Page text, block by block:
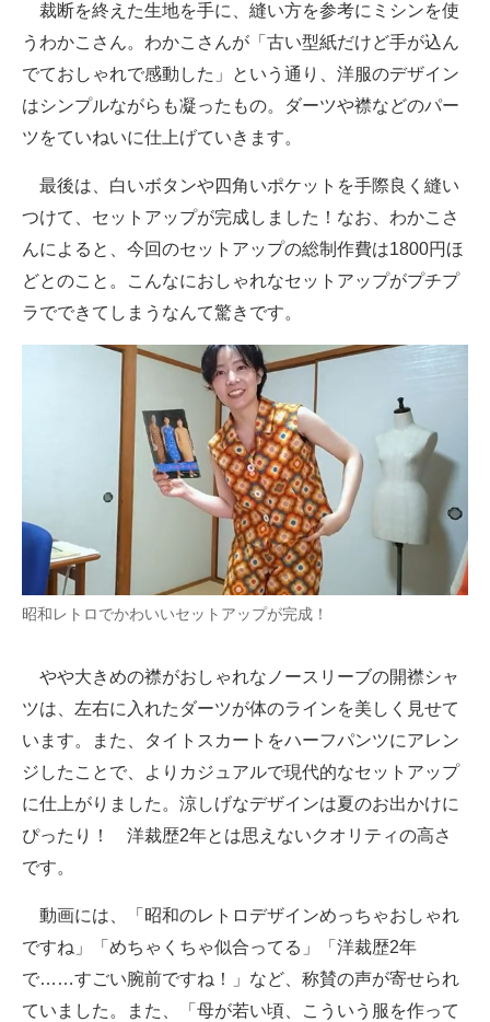
裁断を終えた生地を手に、縫い方を参考にミシンを使
うわかこさん。わかこさんが「古い型紙だけど手が込ん
でておしゃれで感動した」という通り、洋服のデザイン
はシンプルながらも凝ったもの。ダーツや襟などのパー
ツをていねいに仕上げていきます。
最後は、白いボタンや四角いポケットを手際良く縫い
つけて、セットアップが完成しました！なお、わかこさ
んによると、今回のセットアップの総制作費は1800円ほ
どとのこと。こんなにおしゃれなセットアップがプチプ
ラでできてしまうなんて驚きです。
昭和レトロでかわいいセットアップが完成！
やや大きめの襟がおしゃれなノースリーブの開襟シャ
ツは、左右に入れたダーツが体のラインを美しく見せて
います。また、タイトスカートをハーフパンツにアレン
ジしたことで、よりカジュアルで現代的なセットアップ
に仕上がりました。涼しげなデザインは夏のお出かけに
ぴったり！ 洋裁歴2年とは思えないクオリティの高さ
です。
動画には、「昭和のレトロデザインめっちゃおしゃれ
ですね」「めちゃくちゃ似合ってる」「洋裁歴2年
で……すごい腕前ですね！」など、称賛の声が寄せられ
ていました。また、「母が若い頃、こういう服を作って